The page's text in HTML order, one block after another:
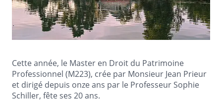
Cette année, le Master en Droit du Patrimoine
Professionnel (M223), crée par Monsieur Jean Prieur
et dirigé depuis onze ans par le Professeur Sophie
Schiller, fête ses 20 ans.